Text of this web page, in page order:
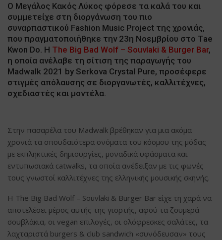
O Μεγάλος Κακός Λύκος φόρεσε τα καλά του και
συμμετείχε στη διοργάνωση του πιο
συναρπαστικού Fashion Music Project της χρονιάς,
που πραγματοποιήθηκε την 23η Νοεμβρίου στο Tae
Kwon Do. Η The Big Bad Wolf – Souvlaki & Burger Bar,
η οποία ανέλαβε τη σίτιση της παραγωγής του
Madwalk 2021 by Serkova Crystal Pure, προσέφερε
στιγμές απόλαυσης σε διοργανωτές, καλλιτέχνες,
σχεδιαστές και μοντέλα.
Στην πασαρέλα του Madwalk βρέθηκαν για μια ακόμα
χρονιά τα σπουδαιότερα ονόματα του κόσμου της μόδας
με εκπληκτικές δημιουργίες, μοναδικά υφάσματα και
εντυπωσιακά catwalks, τα οποία ανέδειξαν με τις φωνές
τους γνωστοί καλλιτέχνες της ελληνικής μουσικής σκηνής.
Η The Big Bad Wolf – Souvlaki & Burger Bar είχε τη χαρά να
αποτελέσει μέρος αυτής της γιορτής, αφού τα ζουμερά
σουβλάκια, οι vegan επιλογές, οι ολόφρεσκες σαλάτες, τα
λαχταριστά burgers & club sandwich «συνόδευσαν» τους